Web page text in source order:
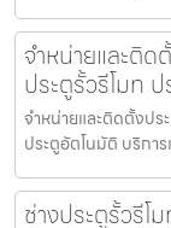
จำหน่ายและติด
ประตูรั้วรีโมท
จำหน่ายและติดตั้งปร
ประตูอัตโนมัติ บริก
ช่างประตูรั้วรีโ